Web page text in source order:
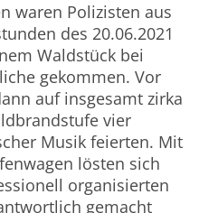
waren Polizisten aus
des 20.06.2021
Waldstück bei
gekommen. Vor
auf insgesamt zirka
vier
Musik feierten. Mit
lösten sich
organisierten
gemacht